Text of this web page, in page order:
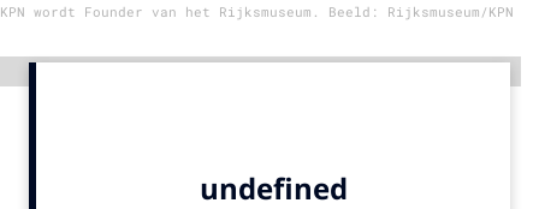
Events
Opleidingen
Vacatures
KPN wordt Founder van het Rijksmuseum. Beeld: Rijksmuseum/KPN